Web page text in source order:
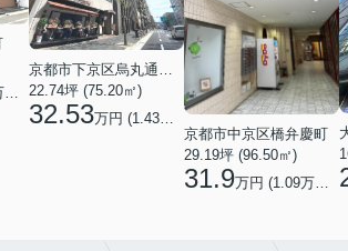
22.74坪 (75.20㎡)
32.53万円 (1.43万円/坪)
京都市中京区橋弁慶町
29.19坪 (96.50㎡)
31.9万円 (1.09万円/坪)